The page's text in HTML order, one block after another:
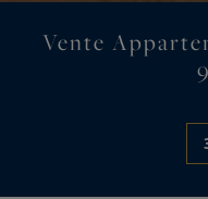
Vente